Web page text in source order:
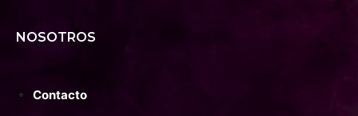
NOSOTROS
Contacto